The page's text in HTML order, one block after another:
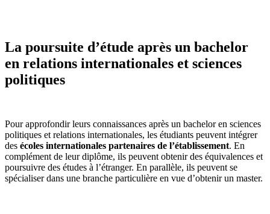
La poursuite d’étude après un bachelor
en relations internationales et sciences
politiques
Pour approfondir leurs connaissances après un bachelor en sciences
politiques et relations internationales, les étudiants peuvent intégrer
des écoles internationales partenaires de l’établissement. En
complément de leur diplôme, ils peuvent obtenir des équivalences et
poursuivre des études à l’étranger. En parallèle, ils peuvent se
spécialiser dans une branche particulière en vue d’obtenir un master.